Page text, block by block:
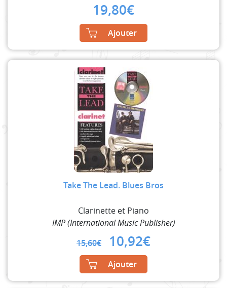
19,80€
Ajouter
Take The Lead. Blues Bros
Clarinette et Piano
IMP (International Music Publisher)
15,60€ Original
price
was:
15,60€.
10,92€Current
10,92€.
Ajouter